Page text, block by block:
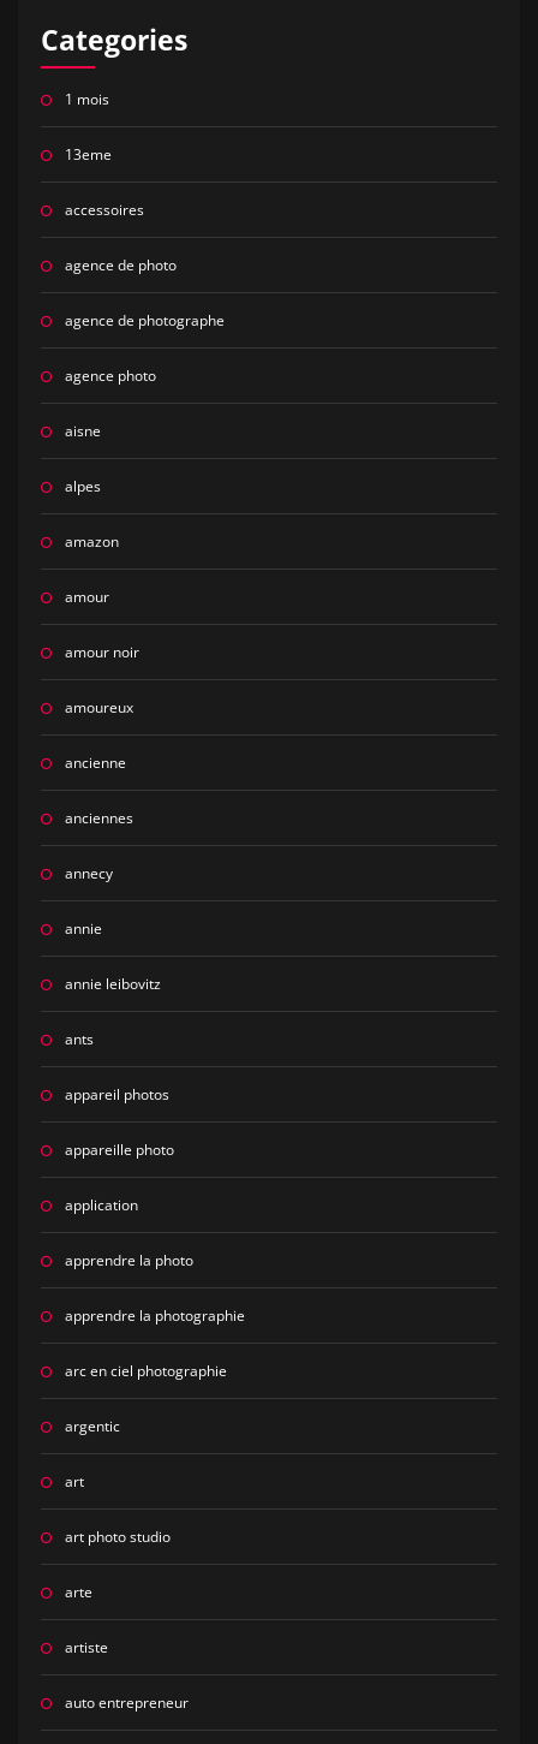
Categories
1 mois
13eme
accessoires
agence de photo
agence de photographe
agence photo
aisne
alpes
amazon
amour
amour noir
amoureux
ancienne
anciennes
annecy
annie
annie leibovitz
ants
appareil photos
appareille photo
application
apprendre la photo
apprendre la photographie
arc en ciel photographie
argentic
art
art photo studio
arte
artiste
auto entrepreneur